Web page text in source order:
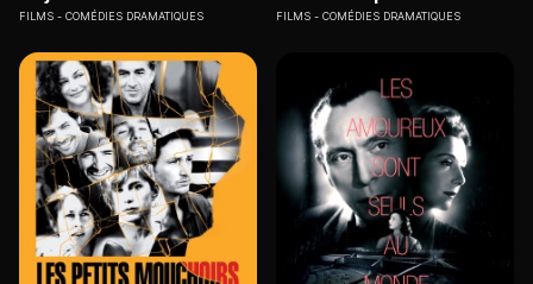
FILMS COMÉDIES DRAMATIQUES FILMS COMÉDIES DRAMATIQUES